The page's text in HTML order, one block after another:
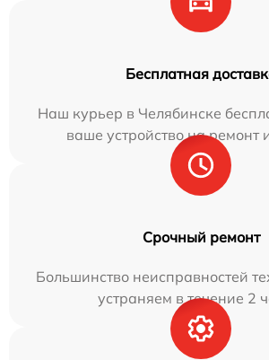
Бесплатная
Наш курьер в Челябинске
ваше устройство на ремонт
Срочный ремонт
Большинство неисправностей
устраняем в течение 2